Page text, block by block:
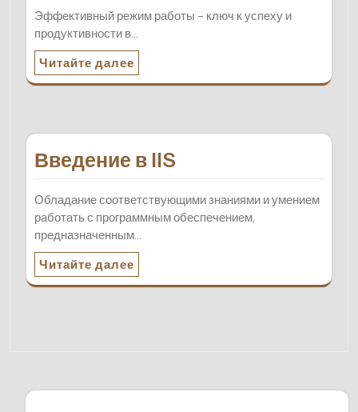
Эффективный режим работы – ключ к успеху и
продуктивности в…
Читайте далее
Введение в IIS
Обладание соответствующими знаниями и умением
работать с программным обеспечением,
предназначенным…
Читайте далее